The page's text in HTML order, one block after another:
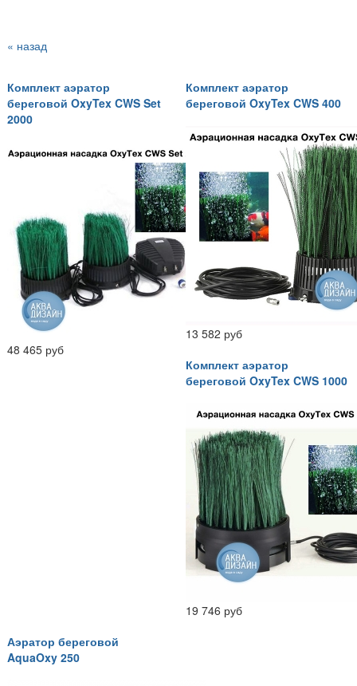
« назад
Комплект аэратор
береговой OxyTex CWS Set
2000
48 465 руб
Комплект аэратор
береговой OxyTex CWS 400
13 582 руб
Комплект аэратор
береговой OxyTex CWS 1000
19 746 руб
Аэратор береговой
AquaOxy 250